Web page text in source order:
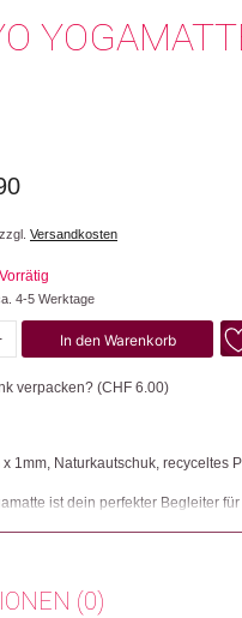
Versandkosten
4-5 Werktage
In den Warenkorb
verpacken? (CHF 6.00)
1mm, Naturkautschuk, recyceltes
ist dein perfekter Begleiter
sich falten und ist mit nur einem
sich angenehm an und die
(0)